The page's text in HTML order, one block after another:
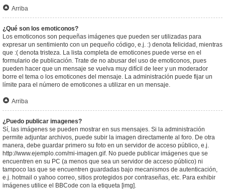
Arriba
¿Qué son los emoticonos?
Los emoticonos son pequeñas imágenes que pueden ser utilizadas para
expresar un sentimiento con un pequeño código, e.j. :) denota felicidad, mientras
que :( denota tristeza. La lista completa de emoticones puede verse en el
formulario de publicación. Trate de no abusar del uso de emoticonos, pues
pueden hacer que un mensaje se vuelva muy difícil de leer y un moderador
borre el tema o los emoticones del mensaje. La administración puede fijar un
límite para el número de emoticones a utilizar en un mensaje.
Arriba
¿Puedo publicar imagenes?
Sí, las imágenes se pueden mostrar en sus mensajes. Si la administración
permite adjuntar archivos, puede subir la imagen directamente al foro. De otra
manera, debe guardar primero su foto en un servidor de acceso público, e.j.
http://www.ejemplo.com/mi-imagen.gif. No puede publicar imágenes que se
encuentren en su PC (a menos que sea un servidor de acceso público) ni
tampoco las que se encuentren guardadas bajo mecanismos de autenticación,
e.j. hotmail o yahoo correo, sitios protegidos por contraseñas, etc. Para exhibir
imágenes utilice el BBCode con la etiqueta [img].